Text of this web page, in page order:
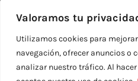
Valoramos tu
Utilizamos cookies para
navegación, ofrecer anuncios o
analizar nuestro tráfico. Al
Devoluciones